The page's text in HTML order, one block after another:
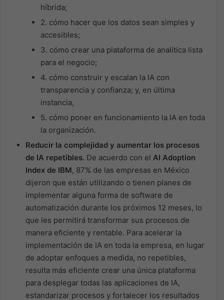
híbrida;
2. cómo hacer que los datos sean simples y
accesibles;
3. cómo crear una plataforma de analítica lista
para el negocio;
4. cómo construir y escalan la IA con
transparencia y confianza; y, en última
instancia,
5. cómo poner en funcionamiento la IA en toda
la organización.
Reducir la complejidad y aumentar los procesos
de IA repetibles. De acuerdo con el AI Adoption
Index de IBM, 87% de las empresas en México
dijeron que están utilizando o tienen planes de
implementar alguna forma de software de
automatización durante los próximos 12 meses, lo
que les permitirá transformar sus procesos de
manera eficiente y rentable. Para acelerar la
implementación de IA en toda la empresa, en lugar
de adoptar enfoques a medida, no repetibles,
resulta más eficiente crear una única plataforma
para desplegar todas las aplicaciones de IA,
estandarizar procesos y fortalecer los resultados